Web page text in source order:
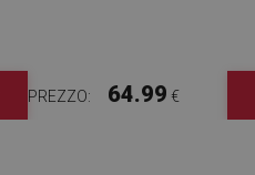
PREZZO: 64.99 €